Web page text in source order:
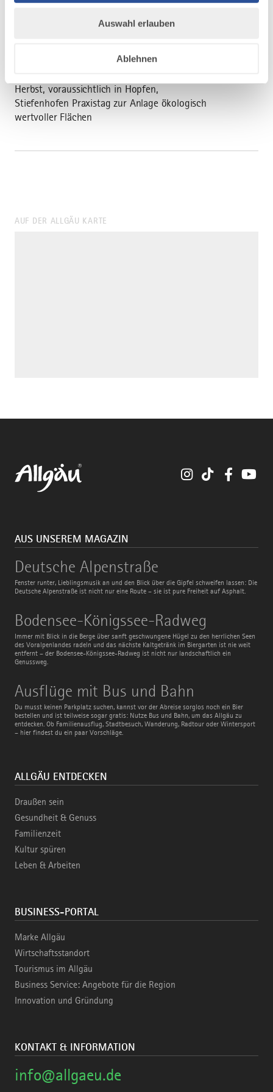
Auswahl erlauben
Ablehnen
Bestimmung blütenbestäubender Insekten,
der Blühbotschafterprojekte
Herbst, voraussichtlich in Hopfen,
Stiefenhofen Praxistag zur Anlage ökologisch
wertvoller Flächen
AUF DER ALLGÄU KARTE
InstagramTikTok
AUS UNSEREM MAGAZIN
Deutsche Alpenstraße
Fenster runter, Lieblingsmusik an und den Blick über die Gipfel schweifen lassen: Die
Deutsche Alpenstraße ist nicht nur eine Route – sie ist pure Freiheit auf Asphalt.
Deutsche
Alpenstraße
Bodensee-Königssee-Radweg
Immer mit Blick in die Berge über sanft geschwungene Hügel zu den herrlichen Seen
des Voralpenlandes radeln und das nächste Kaltgetränk im Biergarten ist nie weit
entfernt – der Bodensee-Königssee-Radweg ist nicht nur landschaftlich ein
Genussweg.
Bodensee-
Königssee-
Radweg
Ausflüge mit Bus und Bahn
Du musst keinen Parkplatz suchen, kannst vor der Abreise sorglos noch ein Bier
bestellen und ist teilweise sogar gratis: Nutze Bus und Bahn, um das Allgäu zu
entdecken. Ob Familienausflug, Stadtbesuch, Wanderung, Radtour oder Wintersport
– hier findest du ein paar Vorschläge.
Ausflüge
mit
Bus
und
Bahn
ALLGÄU ENTDECKEN
Draußen sein
Gesundheit & Genuss
Familienzeit
Kultur spüren
Leben & Arbeiten
BUSINESS-PORTAL
Marke Allgäu
Wirtschaftsstandort
Tourismus im Allgäu
Business Service: Angebote für die Region
Innovation und Gründung
KONTAKT & INFORMATION
info@allgaeu.de